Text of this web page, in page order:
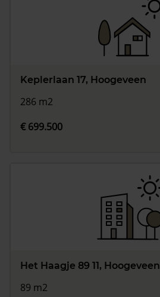
Keplerlaan 17, Hoogeveen
286 m2
€ 699.500
Het Haagje 89 11, Hoogeveen
89 m2